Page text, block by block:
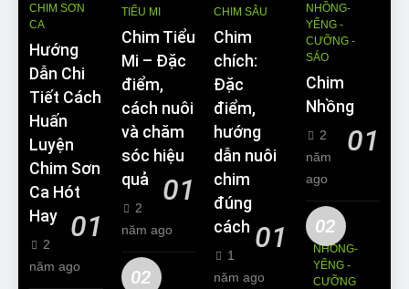
CHIM SƠN
CA
Hướng
Dẫn Chi
Tiết Cách
Huấn
Luyện
Chim Sơn
Ca Hót
Hay
01
2
năm ago
TIỂU MI
Chim Tiểu
Mi – Đặc
điểm,
cách nuôi
và chăm
sóc hiệu
quả
01
2
năm ago
02
CHIM SÂU
Chim
chích:
Đặc
điểm,
hướng
dẫn nuôi
chim
đúng
cách 01
1
năm ago
NHỒNG-
YỂNG -
CƯỠNG -
SÁO
Chim
Nhồng
01
2
năm
ago
02
NHỒNG-
YỂNG -
CƯỠNG